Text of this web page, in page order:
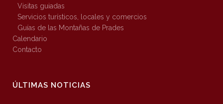
Visitas guiadas
Servicios turísticos, locales y comercios
Guías de las Montañas de Prades
Calendario
Contacto
ÚLTIMAS NOTICIAS